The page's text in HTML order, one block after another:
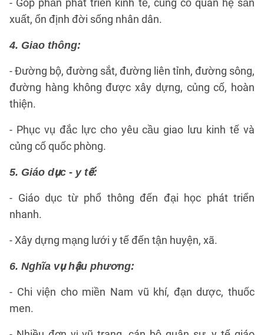
- Góp phần phát triển kinh tế, củng cố quan hệ sản
xuất, ổn định đời sống nhân dân.
4. Giao thông:
- Đường bộ, đường sắt, đường liên tỉnh, đường sông,
đường hàng không được xây dựng, củng cố, hoàn
thiện.
- Phục vụ đắc lực cho yêu cầu giao lưu kinh tế và
củng cố quốc phòng.
5. Giáo dục - y tế:
- Giáo dục từ phổ thông đến đại học phát triển
nhanh.
- Xây dựng mạng lưới y tế đến tận huyện, xã.
6. Nghĩa vụ hậu phương:
- Chi viện cho miền Nam vũ khí, đạn dược, thuốc
men.